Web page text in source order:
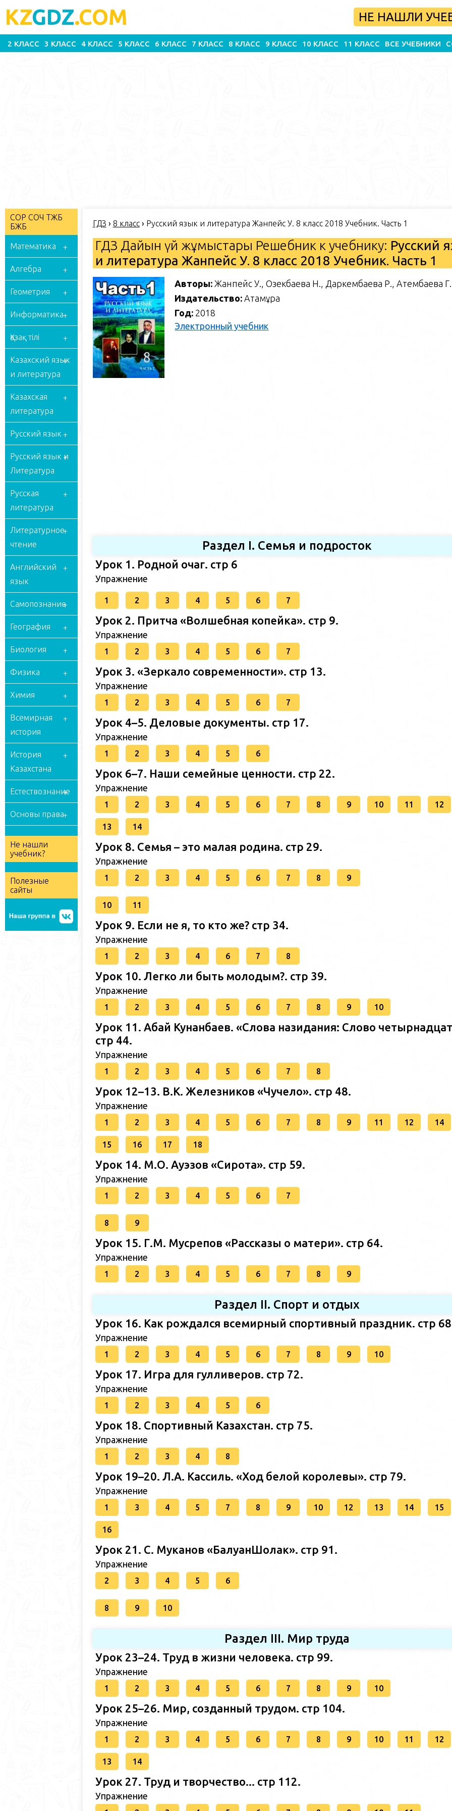
KZGDZ.COM НЕ НАШЛИ
2 КЛАСС 3 КЛАСС 4 КЛАСС 5 КЛАСС 6 КЛАСС 7 КЛАСС 8 КЛАСС 9 КЛАСС 10 КЛАСС 11 КЛАСС ВСЕ УЧЕБНИКИ
СОР СОЧ ТЖБ
БЖБ
Математика
Алгебра
Геометрия
Информатика
Қазақ тілі
Казахский язык
и литература
Казахская
литература
Русский язык
Русский язык и
Литература
Русская
литература
Литературное
чтение
Английский
язык
Самопознание
География
Биология
Физика
Химия
Всемирная
история
История
Казахстана
Естествознание
Основы права
Не нашли
учебник?
Полезные
сайты
ГДЗ › 8 класс› Русский язык и литература Жанпейс У. 8 класс 2018 Учебник. Часть 1
ГДЗ Дайын үй жұмыстары Решебник к учебнику: Русский
и литература Жанпейс У. 8 класс 2018 Учебник. Часть 1
Авторы:Жанпейс У., Озекбаева Н., Даркембаева Р., Атембаева Г.
Издательство:Атамұра
Год: 2018
Электронный учебник
Раздел I. Семья и подросток
Урок 1. Родной очаг. стр 6
Упражнение
1 2 3 4 5 6 7
Урок 2. Притча «Волшебная копейка». стр 9.
Упражнение
1 2 3 4 5 6 7
Урок 3. «Зеркало современности». стр 13.
Упражнение
1 2 3 4 5 6 7
Урок 4–5. Деловые документы. стр 17.
Упражнение
1 2 3 4 5 6
Урок 6–7. Наши семейные ценности. стр 22.
Упражнение
1 2 3 4 5 6 7 8 9 10 11 12
13 14
Урок 8. Семья – это малая родина. стр 29.
Упражнение
1 2 3 4 5 6 7 8 9
10 11
Урок 9. Если не я, то кто же? стр 34.
Упражнение
1 2 3 4 6 7 8
Урок 10. Легко ли быть молодым?. стр 39.
Упражнение
1 2 3 4 5 6 7 8 9 10
Урок 11. Абай Кунанбаев. «Слова назидания: Слово
стр 44.
Упражнение
1 2 3 4 5 6 7 8
Урок 12–13. В.К. Железников «Чучело». стр 48.
Упражнение
1 2 3 4 5 6 7 8 9 11 12 14
15 16 17 18
Урок 14. М.О. Ауэзов «Сирота». стр 59.
Упражнение
1 2 3 4 5 6 7
8 9
Урок 15. Г.М. Мусрепов «Рассказы о матери». стр 64.
Упражнение
1 2 3 4 5 6 7 8 9
Раздел II. Спорт и отдых
Урок 16. Как рождался всемирный спортивный праздник. стр
Упражнение
1 2 3 4 5 6 7 8 9 10
Урок 17. Игра для гулливеров. стр 72.
Упражнение
1 2 3 4 5 6
Урок 18. Спортивный Казахстан. стр 75.
Упражнение
1 2 3 4 8
Урок 19–20. Л.А. Кассиль. «Ход белой королевы». стр 79.
Упражнение
1 3 4 5 7 8 9 10 12 13 14 15
16
Урок 21. С. Муканов «БалуанШолак». стр 91.
Упражнение
2 3 4 5 6
8 9 10
Раздел III. Мир труда
Урок 23–24. Труд в жизни человека. стр 99.
Упражнение
1 2 3 4 5 6 7 8 9 10
Урок 25–26. Мир, созданный трудом. стр 104.
Упражнение
1 2 3 4 5 6 7 8 9 10 11 12
13 14
Урок 27. Труд и творчество... стр 112.
Упражнение